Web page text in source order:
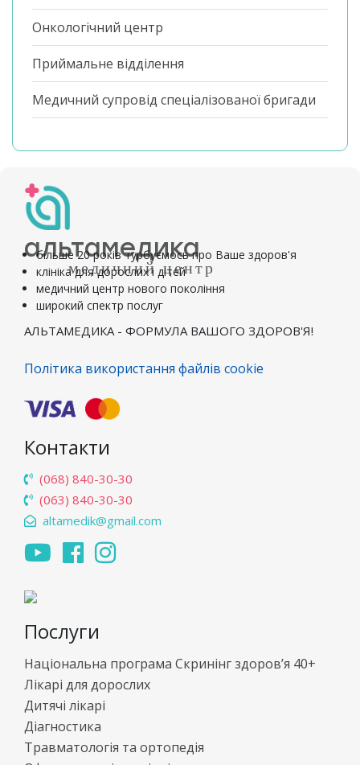
Онкологічний центр
Приймальне відділення
Медичний супровід спеціалізованої бригади
альтамедика
медичний центр
більше 20 років турбуємось про Ваше здоров'я
клініка для дорослих і дітей
медичний центр нового покоління
широкий спектр послуг
АЛЬТАМЕДИКА - ФОРМУЛА ВАШОГО ЗДОРОВ'Я!
Політика використання файлів cookie
Контакти
(068) 840-30-30
(063) 840-30-30
altamedik@gmail.com
Послуги
Національна програма Скринінг здоров’я 40+
Лікарі для дорослих
Дитячі лікарі
Діагностика
Травматологія та ортопедія